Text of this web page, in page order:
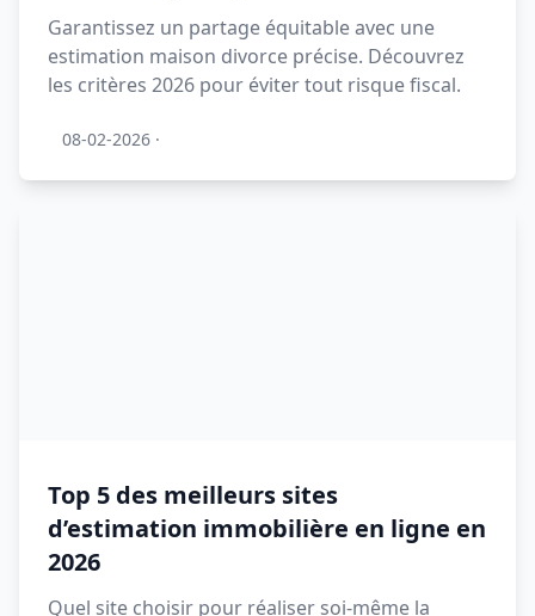
Garantissez un partage équitable avec une
estimation maison divorce précise. Découvrez
les critères 2026 pour éviter tout risque fiscal.
08-02-2026 ·
Top 5 des meilleurs sites
d’estimation immobilière en ligne en
2026
Quel site choisir pour réaliser soi-même la